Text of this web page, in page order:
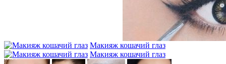
Макияж кошачий глаз
Макияж кошачий глаз